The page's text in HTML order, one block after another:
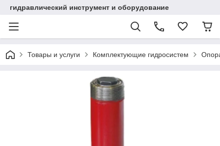
гидравлический инструмент и оборудование
Товары и услуги Комплектующие гидросистем